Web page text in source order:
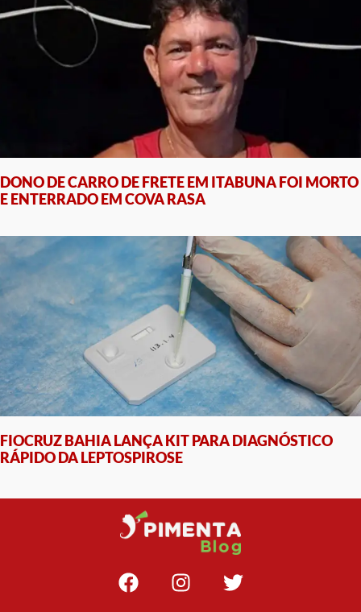
DONO DE CARRO DE FRETE EM ITABUNA FOI MORTO
E ENTERRADO EM COVA RASA
FIOCRUZ BAHIA LANÇA KIT PARA DIAGNÓSTICO
RÁPIDO DA LEPTOSPIROSE